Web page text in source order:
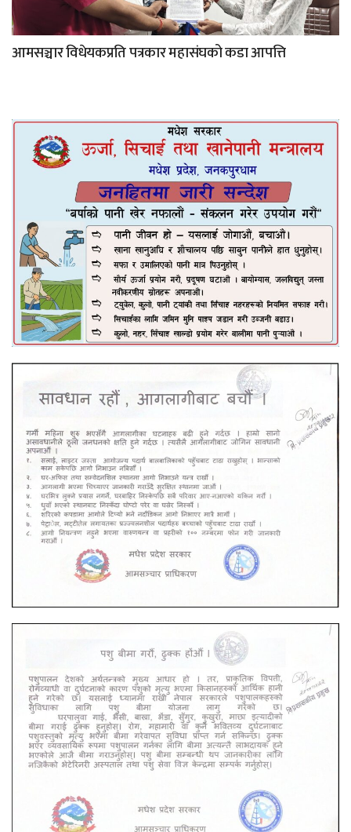
आमसञ्चार विधेयकप्रति पत्रकार महासंघको कडा आपत्ति